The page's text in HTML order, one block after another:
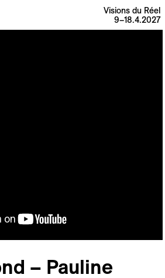
Visions du Réel
9–18.4.2027
– Pauline